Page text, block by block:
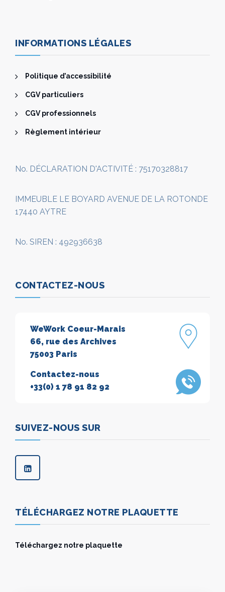
INFORMATIONS LÉGALES
Politique d’accessibilité
CGV particuliers
CGV professionnels
Règlement intérieur
No. DÉCLARATION D'ACTIVITÉ : 75170328817
IMMEUBLE LE BOYARD AVENUE DE LA ROTONDE
17440 AYTRE
No. SIREN : 492936638
CONTACTEZ-NOUS
WeWork Coeur-Marais
66, rue des Archives
75003 Paris
Contactez-nous
+33(0) 1 78 91 82 92
SUIVEZ-NOUS SUR
TÉLÉCHARGEZ NOTRE PLAQUETTE
Téléchargez notre plaquette